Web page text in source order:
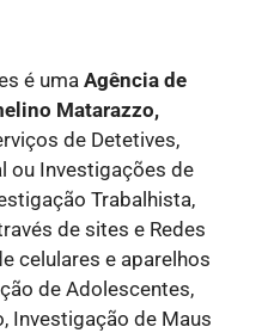
é uma Agência de
Matarazzo,
de Detetives,
ou Investigações de
Trabalhista,
de sites e Redes
celulares e aparelhos
de Adolescentes,
Investigação de Maus